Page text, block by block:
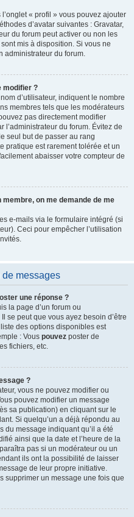
« profil » vous pouvez ajouter
d’avatar suivantes : Gravatar,
du forum peut activer ou non les
mis à disposition. Si vous ne
administrateur du forum.
modifier ?
d’utilisateur, indiquent le nombre
membres tels que les modérateurs
pas directement modifier
l’administrateur du forum. Évitez de
seul but de passer au rang
pratique est rarement tolérée et un
abaisser votre compteur de
membre, on me demande de me
e-mails via le formulaire intégré (si
Ceci pour empêcher l’utilisation
messages
une réponse ?
la page d’un forum ou
se peut que vous ayez besoin d’être
des options disponibles est
: Vous pouvez poster de
fichiers, etc.
?
vous ne pouvez modifier ou
pouvez modifier un message
sa publication) en cliquant sur le
Si quelqu’un a déjà répondu au
du message indiquant qu’il a été
ainsi que la date et l’heure de la
pas si un modérateur ou un
ils ont la possibilité de laisser
de leur propre initiative.
supprimer un message une fois que